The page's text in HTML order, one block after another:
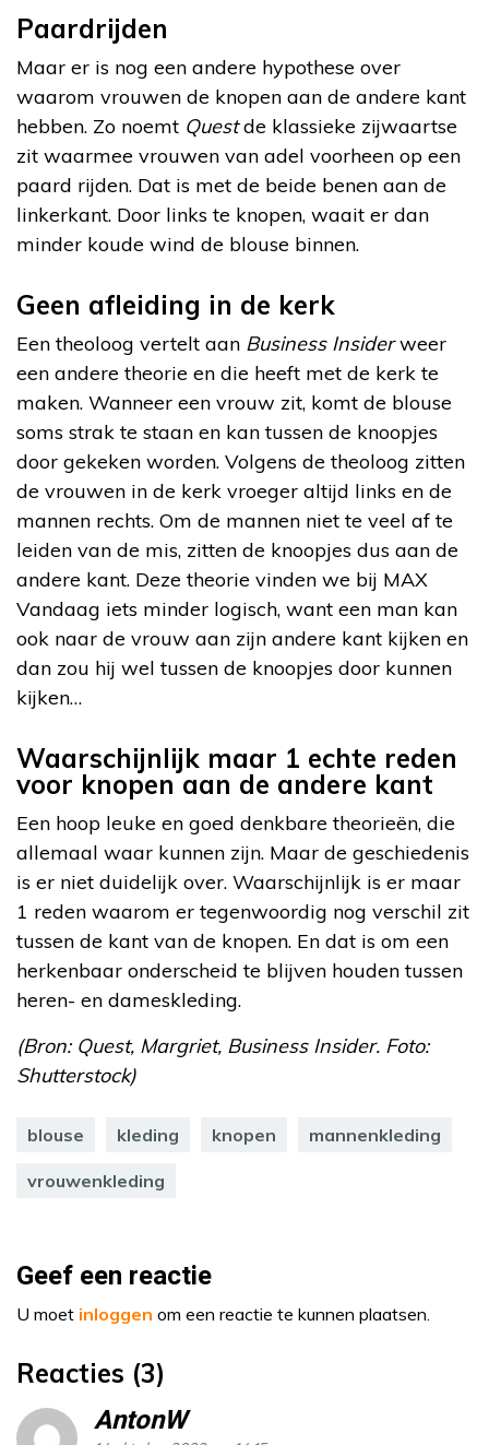
Paardrijden
Maar er is nog een andere hypothese over
waarom vrouwen de knopen aan de andere kant
hebben. Zo noemt Questde klassieke zijwaartse
zit waarmee vrouwen van adel voorheen op een
paard rijden. Dat is met de beide benen aan de
linkerkant. Door links te knopen, waait er dan
minder koude wind de blouse binnen.
Geen afleiding in de kerk
Een theoloog vertelt aan Business Insiderweer
een andere theorie en die heeft met de kerk te
maken. Wanneer een vrouw zit, komt de blouse
soms strak te staan en kan tussen de knoopjes
door gekeken worden. Volgens de theoloog zitten
de vrouwen in de kerk vroeger altijd links en de
mannen rechts. Om de mannen niet te veel af te
leiden van de mis, zitten de knoopjes dus aan de
andere kant. Deze theorie vinden we bij MAX
Vandaag iets minder logisch, want een man kan
ook naar de vrouw aan zijn andere kant kijken en
dan zou hij wel tussen de knoopjes door kunnen
kijken…
Waarschijnlijk maar 1 echte reden
voor knopen aan de andere kant
Een hoop leuke en goed denkbare theorieën, die
allemaal waar kunnen zijn. Maar de geschiedenis
is er niet duidelijk over. Waarschijnlijk is er maar
1 reden waarom er tegenwoordig nog verschil zit
tussen de kant van de knopen. En dat is om een
herkenbaar onderscheid te blijven houden tussen
heren- en dameskleding.
(Bron: Quest, Margriet, Business Insider. Foto:
Shutterstock)
blouse kleding knopen mannenkleding
vrouwenkleding
Geef een reactie
U moet inloggen om een reactie te kunnen plaatsen.
Reacties (3)
AntonW